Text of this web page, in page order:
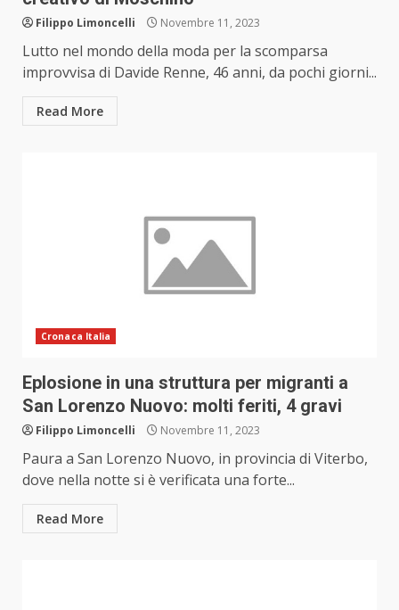
Filippo Limoncelli Novembre 11, 2023
Lutto nel mondo della moda per la scomparsa
improvvisa di Davide Renne, 46 anni, da pochi giorni...
Read More
Cronaca Italia
Eplosione in una struttura per migranti a
San Lorenzo Nuovo: molti feriti, 4 gravi
Filippo Limoncelli Novembre 11, 2023
Paura a San Lorenzo Nuovo, in provincia di Viterbo,
dove nella notte si è verificata una forte...
Read More